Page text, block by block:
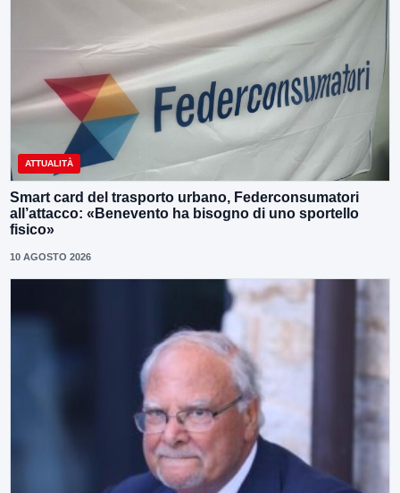
ATTUALITÀ
Smart card del trasporto urbano, Federconsumatori
all’attacco: «Benevento ha bisogno di uno sportello
fisico»
10 AGOSTO 2026